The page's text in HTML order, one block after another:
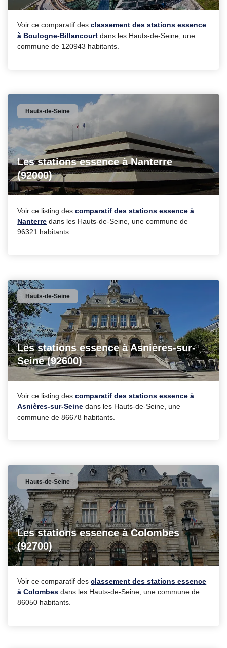
Voir ce comparatif desclassement des stations essence
à Boulogne-Billancourt dans les Hauts-de-Seine, une
commune de 120943 habitants.
Les stations essence à Nanterre
(92000)
Hauts-de-Seine
Voir ce listing descomparatif des stations essence à
Nanterre dans les Hauts-de-Seine, une commune de
96321 habitants.
Les stations essence à Asnières-sur-
Seine (92600)
Hauts-de-Seine
Voir ce listing descomparatif des stations essence à
Asnières-sur-Seine dans les Hauts-de-Seine, une
commune de 86678 habitants.
Les stations essence à Colombes
(92700)
Hauts-de-Seine
Voir ce comparatif desclassement des stations essence
à Colombes dans les Hauts-de-Seine, une commune de
86050 habitants.